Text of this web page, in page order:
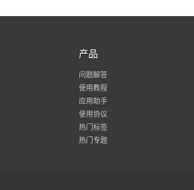
产品
问题解答
使用教程
应用助手
使用协议
热门标签
热门专题